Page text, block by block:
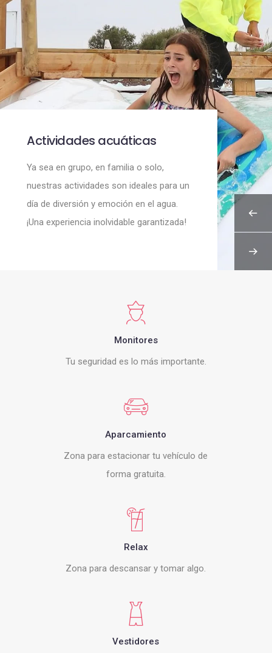
Actividades acuáticas
Ya sea en grupo, en familia o solo,
nuestras actividades son ideales para un
día de diversión y emoción en el agua.
¡Una experiencia inolvidable garantizada!
Monitores
Tu seguridad es lo más importante.
Aparcamiento
Zona para estacionar tu vehículo de
forma gratuita.
Relax
Zona para descansar y tomar algo.
Vestidores